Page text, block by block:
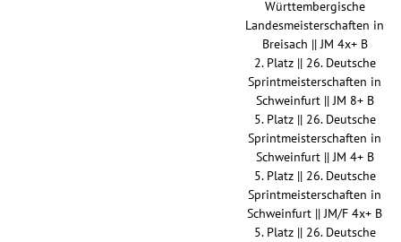
Württembergische
Landesmeisterschaften in
Breisach || JM 4x+ B
2. Platz || 26. Deutsche
Sprintmeisterschaften in
Schweinfurt || JM 8+ B
5. Platz || 26. Deutsche
Sprintmeisterschaften in
Schweinfurt || JM 4+ B
5. Platz || 26. Deutsche
Sprintmeisterschaften in
Schweinfurt || JM/F 4x+ B
5. Platz || 26. Deutsche